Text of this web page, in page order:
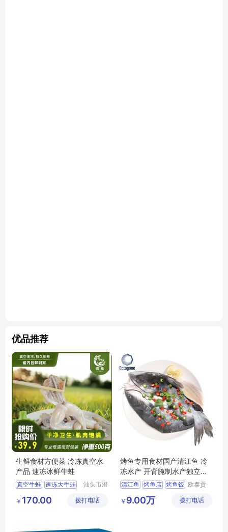
优品推荐
生鲜食材方便菜 冷冻真空水
产品 速冻冰鲜牛蛙
真空牛蛙 速冻大牛蛙
海鲜水产品
汕头市澄
水产有限
￥ 170.00 拨打电话
烤鱼专用食材国产清江鱼 冷
冻水产 开背腌制水产独立包
装
清江鱼 烤鱼店 烤鱼饭
烤鱼爆品
欧泰贡
食品有限
￥ 9.00万 拨打电话